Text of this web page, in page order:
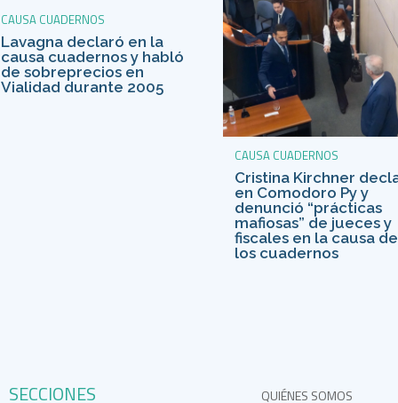
CAUSA CUADERNOS
Lavagna declaró en la
causa cuadernos y habló
de sobreprecios en
Vialidad durante 2005
CAUSA CUADERNOS
Cristina Kirchner
en Comodoro Py y
denunció “prácticas
mafiosas” de jueces y
fiscales en la causa de
los cuadernos
SECCIONES QUIÉNES SOMOS